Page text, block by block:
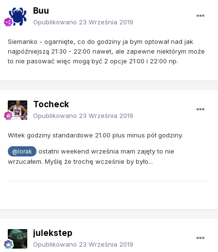
Buu
Opublikowano 23 Września 2019
Siemanko - ogarnięte, co do godziny ja bym optował nad jak
najpóźniejszą 21:30 - 22:00 nawet, ale zapewne niektórym może
to nie pasować więc mogą być 2 opcje 21:00 i 22:00 np.
Tocheck
Opublikowano 23 Września 2019
Witek godziny standardowe 21.00 plus minus pół godziny.
@lorak
ostatni weekend września mam zajęty to nie
wrzucałem. Myślę że trochę wcześnie by było...
julekstep
Opublikowano 23 Września 2019